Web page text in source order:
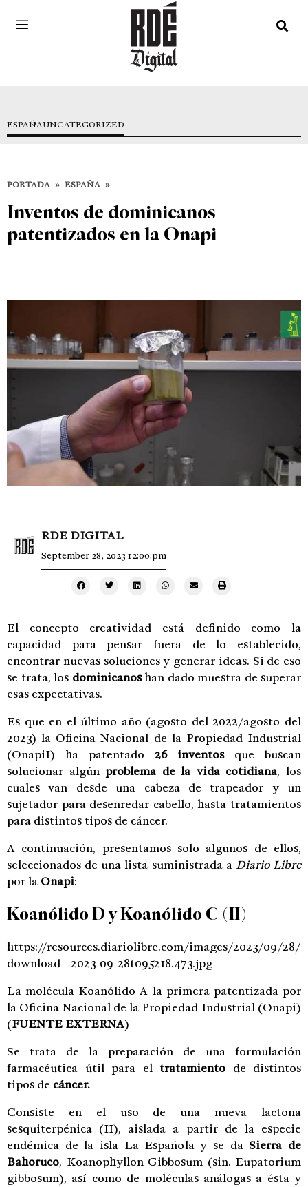
ESPAÑAUNCATEGORIZED
PORTADA » ESPAÑA »
Inventos de dominicanos
patentizados en la Onapi
RDE DIGITAL
September 28, 2023 12:00:pm
El concepto creatividad está definido como la
capacidad para pensar fuera de lo establecido,
encontrar nuevas soluciones y generar ideas. Si de eso
se trata, los dominicanoshan dado muestra de superar
esas expectativas.
Es que en el último año (agosto del 2022/agosto del
2023) la Oficina Nacional de la Propiedad Industrial
(OnapiI) ha patentado 26 inventosque buscan
solucionar algúnproblema de la vida cotidiana, los
cuales van desde una cabeza de trapeador y un
sujetador para desenredar cabello, hasta tratamientos
para distintos tipos de cáncer.
A continuación, presentamos solo algunos de ellos,
seleccionados de una lista suministrada a Diario Libre
por la Onapi:
Koanólido D y Koanólido C (II)
https://resources.diariolibre.com/images/2023/09/28/
download—2023-09-28t095218.473.jpg
La molécula Koanólido A la primera patentizada por
la Oficina Nacional de la Propiedad Industrial (Onapi)
(FUENTE EXTERNA)
Se trata de la preparación de una formulación
farmacéutica útil para el tratamiento de distintos
tipos de cáncer.
Consiste en el uso de una nueva lactona
sesquiterpénica (II), aislada a partir de la especie
endémica de la isla La Española y se da Sierra de
Bahoruco, Koanophyllon Gibbosum (sin. Eupatorium
gibbosum), así como de moléculas análogas a ésta y